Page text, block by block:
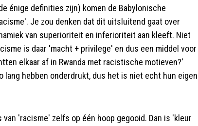
énige definities zijn) komen de Babylonische
Je zou denken dat dit uitsluitend gaat over
van superioriteit en inferioriteit aan kleeft. Niet
is daar 'macht + privilege' en dus een middel voor
elkaar af in Rwanda met racistische motieven?'
lang hebben onderdrukt, dus het is niet echt hun eigen
'racisme' zelfs op één hoop gegooid. Dan is 'kleur